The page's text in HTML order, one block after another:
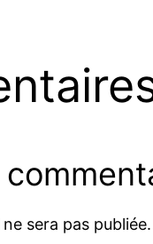
sera pas publiée.